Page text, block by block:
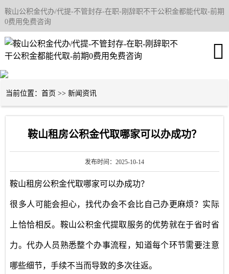
鞍山公积金代办/代提-不管封存-在职-刚辞职不干公积金都能代取-前期
0费用免费咨询

网站首页
关于我们
鞍山公积金代办
联系我们
当前位置： 首页 >> 新闻资讯
鞍山租房公积金代取哪家可以办成功？
发布时间：2025-10-14
鞍山租房公积金代取哪家可以办成功？
很多人可能会担心，找代办会不会比自己办更麻烦？实际
上恰恰相反。鞍山公积金代提取服务的优势就在于省时省
力。代办人员熟悉整个办事流程，知道每个环节需要注意
哪些细节，手续不当而导致的多次往返。